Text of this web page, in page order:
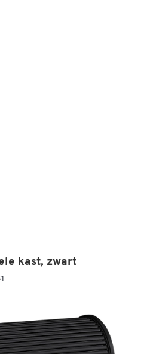
kast, zwart